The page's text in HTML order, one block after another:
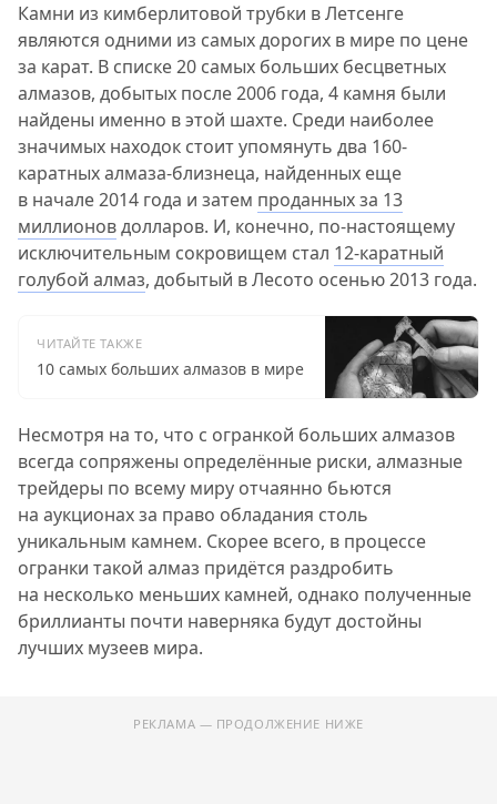
Камни из кимберлитовой трубки в Летсенге
являются одними из самых дорогих в мире по цене
за карат. В списке 20 самых больших бесцветных
алмазов, добытых после 2006 года, 4 камня были
найдены именно в этой шахте. Среди наиболее
значимых находок стоит упомянуть два 160-
каратных алмаза-близнеца, найденных еще
в начале 2014 года и затем проданных за 13
миллионовдолларов. И, конечно, по-настоящему
исключительным сокровищем стал 12-каратный
голубой алмаз, добытый в Лесото осенью 2013 года.
ЧИТАЙТЕ ТАКЖЕ
10 самых больших алмазов в мире
Несмотря на то, что с огранкой больших алмазов
всегда сопряжены определённые риски, алмазные
трейдеры по всему миру отчаянно бьются
на аукционах за право обладания столь
уникальным камнем. Скорее всего, в процессе
огранки такой алмаз придётся раздробить
на несколько меньших камней, однако полученные
бриллианты почти наверняка будут достойны
лучших музеев мира.
РЕКЛАМА — ПРОДОЛЖЕНИЕ НИЖЕ